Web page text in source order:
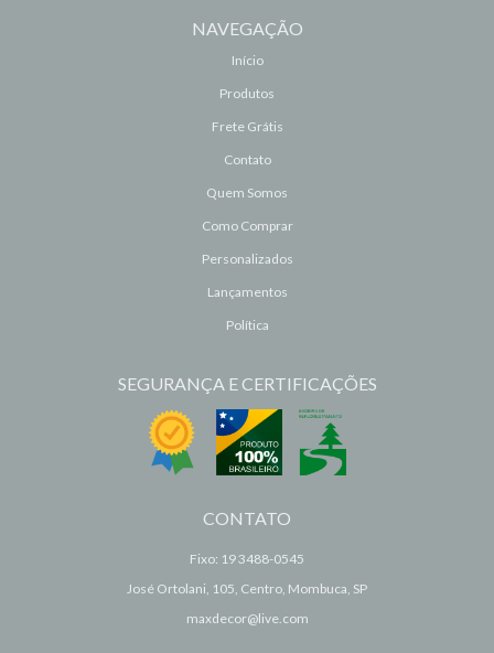
NAVEGAÇÃO
Início
Produtos
Frete Grátis
Contato
Quem Somos
Como Comprar
Personalizados
Lançamentos
Política
SEGURANÇA E CERTIFICAÇÕES
CONTATO
Fixo: 19 3488-0545
José Ortolani, 105, Centro, Mombuca, SP
maxdecor@live.com